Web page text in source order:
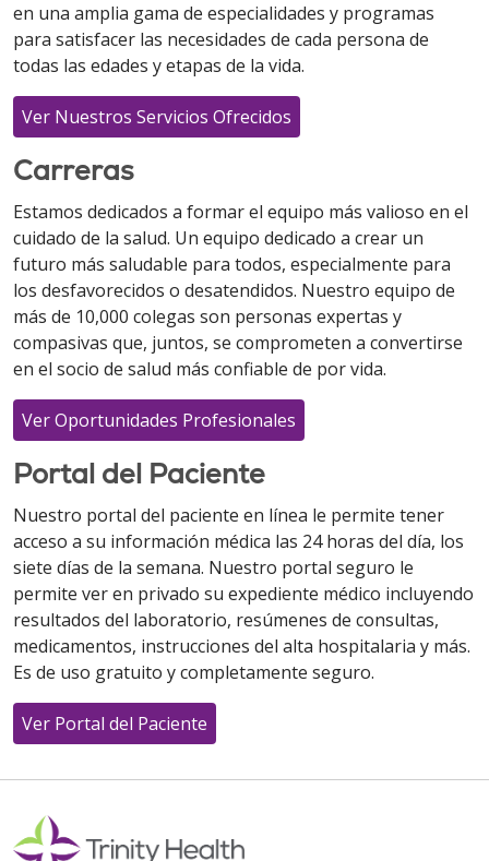
en una amplia gama de especialidades y programas
para satisfacer las necesidades de cada persona de
todas las edades y etapas de la vida.
Ver Nuestros Servicios Ofrecidos
Carreras
Estamos dedicados a formar el equipo más valioso en el
cuidado de la salud. Un equipo dedicado a crear un
futuro más saludable para todos, especialmente para
los desfavorecidos o desatendidos. Nuestro equipo de
más de 10,000 colegas son personas expertas y
compasivas que, juntos, se comprometen a convertirse
en el socio de salud más confiable de por vida.
Ver Oportunidades Profesionales
Portal del Paciente
Nuestro portal del paciente en línea le permite tener
acceso a su información médica las 24 horas del día, los
siete días de la semana. Nuestro portal seguro le
permite ver en privado su expediente médico incluyendo
resultados del laboratorio, resúmenes de consultas,
medicamentos, instrucciones del alta hospitalaria y más.
Es de uso gratuito y completamente seguro.
Ver Portal del Paciente